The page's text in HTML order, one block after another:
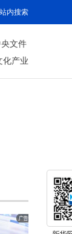
站内搜索
央文件
化产业